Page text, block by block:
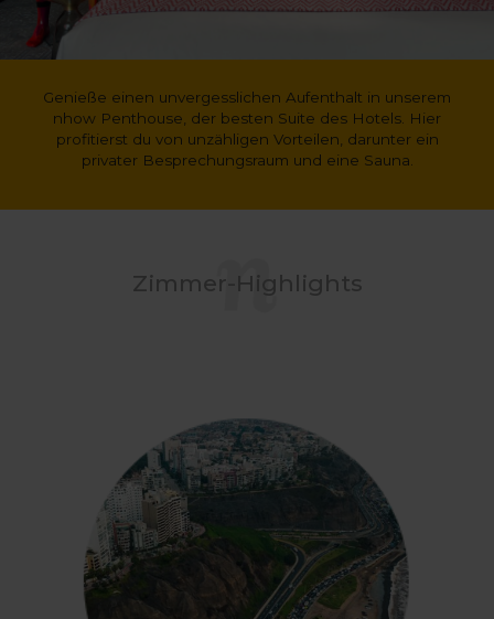
Genieße einen unvergesslichen Aufenthalt in unserem
nhow Penthouse, der besten Suite des Hotels. Hier
profitierst du von unzähligen Vorteilen, darunter ein
privater Besprechungsraum und eine Sauna.
Zimmer-Highlights